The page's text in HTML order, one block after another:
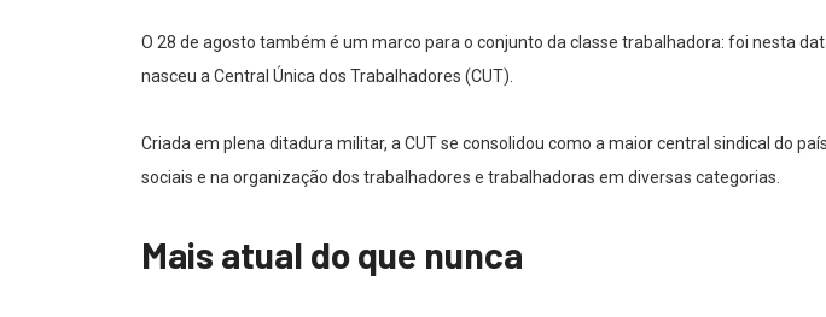
O 28 de agosto também é um marco para o conjunto da classe trabalhadora: foi nesta
nasceu a Central Única dos Trabalhadores (CUT).
Criada em plena ditadura militar, a CUT se consolidou como a maior central sindical do
sociais e na organização dos trabalhadores e trabalhadoras em diversas categorias.
Mais atual do que nunca